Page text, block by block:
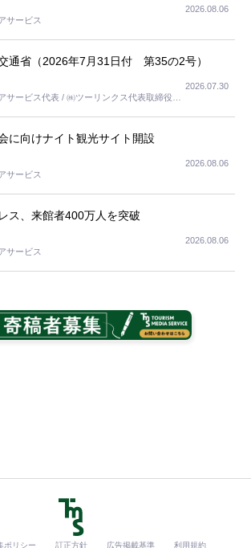
サービス
2026.08.06
通省（2026年7月31日付 第35の2号）
サービス代表 / ㈱ツーリンクス代表取締役社
2026.07.30
に向けナイト観光サイト開設
サービス
2026.08.06
ス、来館者400万人を突破
サービス
2026.08.06
ポリシー 訂正方針 広告掲載基準 利用規約